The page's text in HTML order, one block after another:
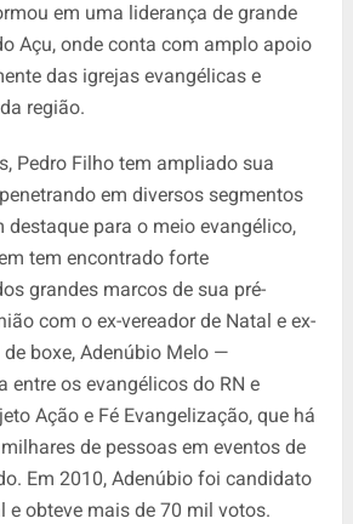
em uma liderança de grande
Açu, onde conta com amplo apoio
das igrejas evangélicas e
região.
Pedro Filho tem ampliado sua
em diversos segmentos
destaque para o meio evangélico,
tem encontrado forte
grandes marcos de sua pré-
com o ex-vereador de Natal e ex-
boxe, Adenúbio Melo —
entre os evangélicos do RN e
Ação e Fé Evangelização, que há
de pessoas em eventos de
Em 2010, Adenúbio foi candidato
e obteve mais de 70 mil votos.